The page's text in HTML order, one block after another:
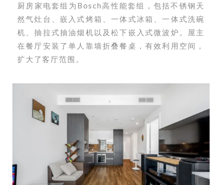
厨房家电套组为Bosch高性能套组，包括不锈钢天
然气灶台、嵌入式烤箱、一体式冰箱、一体式洗碗
机、抽拉式抽油烟机以及松下嵌入式微波炉。屋主
在餐厅安装了单人靠墙折叠餐桌，有效利用空间，
扩大了客厅范围。